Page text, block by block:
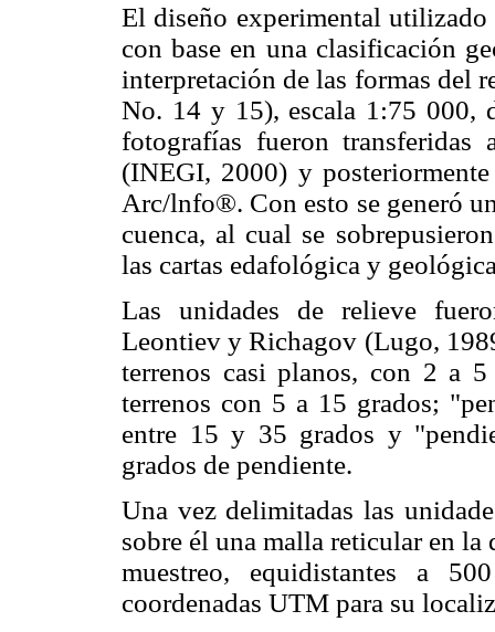
El diseño experimental
con base en una clasificación
interpretación de las formas del
No. 14 y 15), escala 1:75 000,
fotografías fueron
(INEGI, 2000) y
Arc/lnfo®. Con esto se generó
cuenca, al cual se
las cartas edafológica y
Las unidades de relieve
Leontiev y Richagov (Lugo,
terrenos casi planos, con 2 a
terrenos con 5 a 15 grados;
entre 15 y 35 grados y
grados de pendiente.
Una vez delimitadas las
sobre él una malla reticular en la
muestreo, equidistantes a
coordenadas UTM para su